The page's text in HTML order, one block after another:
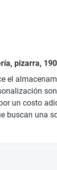
pizarra,
el
un costo
buscan una